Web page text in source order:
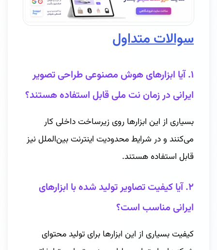
سوالات متداول
۱. آیا ابزارهای هوش مصنوعی طراحی تصویر
ایرانی در زمان نت ملی قابل استفاده هستند؟
بسیاری از این ابزارها روی زیرساخت داخلی کار
می‌کنند و در شرایط محدودیت اینترنت بین‌الملل نیز
قابل استفاده هستند.
۲. آیا کیفیت تصاویر تولید شده با ابزارهای
ایرانی مناسب است؟
کیفیت بسیاری از این ابزارها برای تولید محتوای